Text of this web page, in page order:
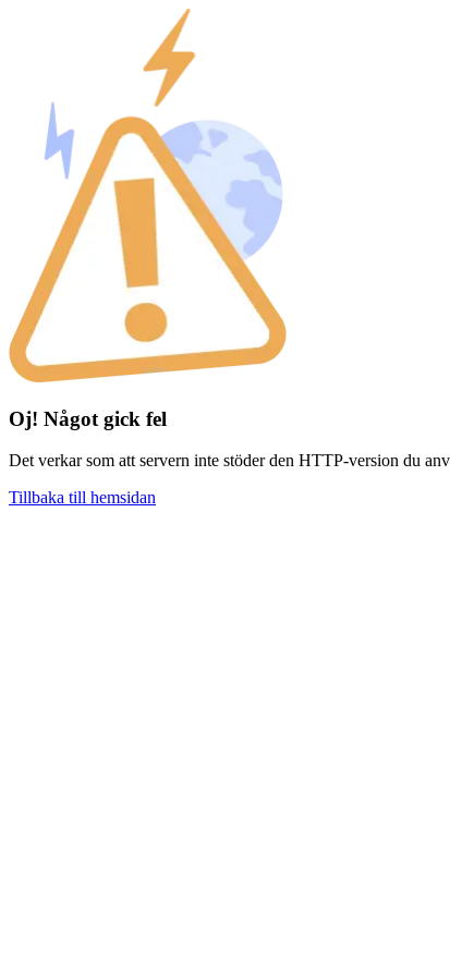
Oj! Något gick fel
Det verkar som att servern inte stöder den HTTP-version du
Tillbaka till hemsidan